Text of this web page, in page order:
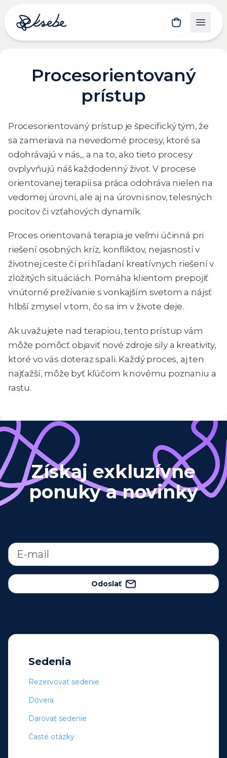
Procesorientovaný
prístup
Procesorientovaný prístup je špecifický tým, že
sa zameriava na nevedomé procesy, ktoré sa
odohrávajú v nás,, a na to, ako tieto procesy
ovplyvňujú náš každodenný život. V procese
orientovanej terapii sa práca odohráva nielen na
vedomej úrovni, ale aj na úrovni snov, telesných
pocitov či vzťahových dynamík.
Proces orientovaná terapia je veľmi účinná pri
riešení osobných kríz, konfliktov, nejasností v
životnej ceste či pri hľadaní kreatívnych riešení v
zložitých situáciách. Pomáha klientom prepojiť
vnútorné prežívanie s vonkajším svetom a nájsť
hlbší zmysel v tom, čo sa im v živote deje.
Ak uvažujete nad terapiou, tento prístup vám
môže pomôcť objaviť nové zdroje sily a kreativity,
ktoré vo vás doteraz spali. Každý proces, aj ten
najťažší, môže byť kľúčom k novému poznaniu a
rastu.
Získaj exkluzívne
ponuky a novinky
Odoslať
Sedenia
Rezervovať sedenie
Dôvera
Darovať sedenie
Časté otázky